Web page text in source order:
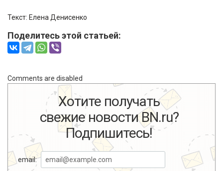
Текст: Елена Денисенко
Поделитесь этой статьей:
Comments are disabled
Хотите получать
свежие новости BN.ru?
Подпишитесь!
email: